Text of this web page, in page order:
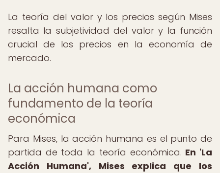
La teoría del valor y los precios según Mises
resalta la subjetividad del valor y la función
crucial de los precios en la economía de
mercado.
La acción humana como
fundamento de la teoría
económica
Para Mises, la acción humana es el punto de
partida de toda la teoría económica. En 'La
Acción Humana', Mises explica que los